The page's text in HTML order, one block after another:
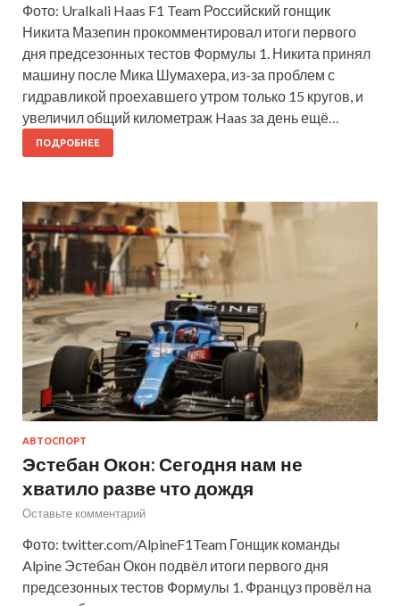
Фото: Uralkali Haas F1 Team Российский гонщик
Никита Мазепин прокомментировал итоги первого
дня предсезонных тестов Формулы 1. Никита принял
машину после Мика Шумахера, из-за проблем с
гидравликой проехавшего утром только 15 кругов, и
увеличил общий километраж Haas за день ещё…
ПОДРОБНЕЕ
АВТОСПОРТ
Эстебан Окон: Сегодня нам не
хватило разве что дождя
Оставьте комментарий
Фото: twitter.com/AlpineF1Team Гонщик команды
Alpine Эстебан Окон подвёл итоги первого дня
предсезонных тестов Формулы 1. Француз провёл на